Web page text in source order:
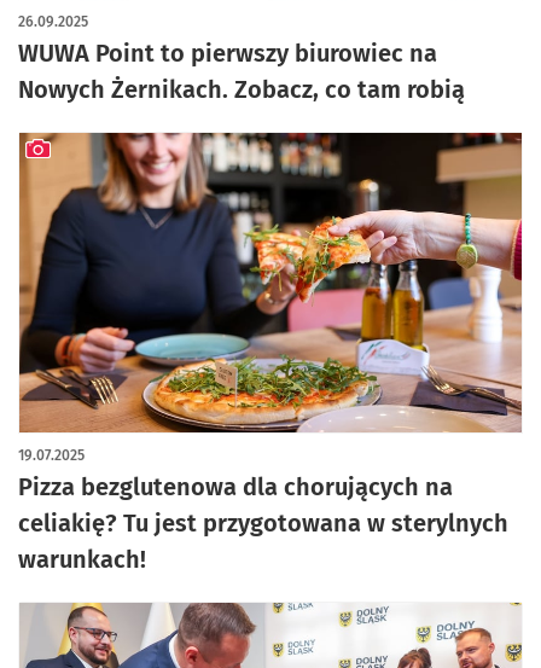
WUWA Point to pierwszy biurowiec na
Nowych Żernikach. Zobacz, co tam robią
26.09.2025
artykuł z galerią zdjęć
Pizza bezglutenowa dla chorujących na
celiakię? Tu jest przygotowana w sterylnych
warunkach!
19.07.2025
artykuł z galerią zdjęć